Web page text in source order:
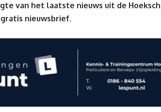
van het laatste nieuws uit de
nieuwsbrief.